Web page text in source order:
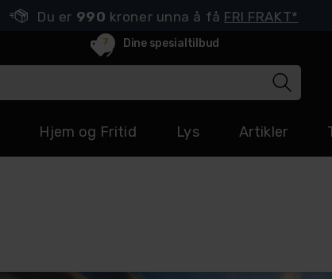
7 Dine spesialtilbud
Hjem og Fritid Lys Artikler
Du er 990 kroner unna å få FRI FRAKT*